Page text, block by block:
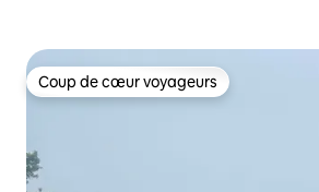
Coup de cœur voyageurs
Coup de cœur voyageurs